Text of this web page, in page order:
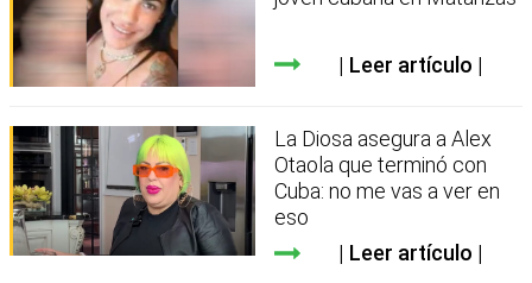
Leer artículo
La Diosa asegura a Alex
Otaola que terminó con
Cuba: no me vas a ver en
eso
Leer artículo